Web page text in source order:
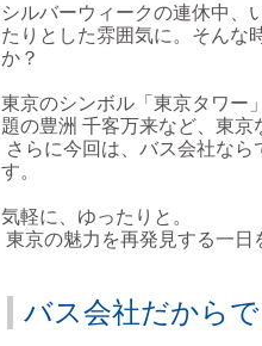
シルバーウィークの連休中、
たりとした雰囲気に。そんな
か？
東京のシンボル「東京タワー
題の豊洲 千客万来など、東京
さらに今回は、バス会社なら
す。
気軽に、ゆったりと。
東京の魅力を再発見する一日
バス会社だから